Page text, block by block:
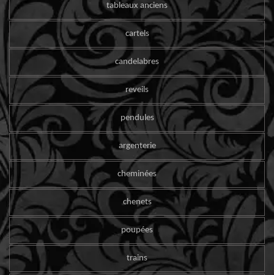
tableaux anciens
cartels
candelabres
reveils
pendules
argenterie
cheminées
chenets
poupées
trains